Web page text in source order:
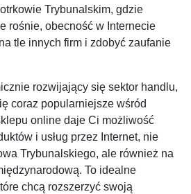
Trybunalskim, gdzie
rośnie, obecność w Internecie
tle innych firm i zdobyć zaufanie
rozwijający się sektor handlu,
coraz popularniejsze wśród
online daje Ci możliwość
i usług przez Internet, nie
Trybunalskiego, ale również na
To idealne
chcą rozszerzyć swoją